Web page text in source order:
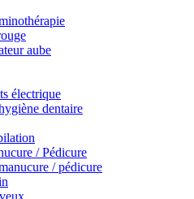
aube
électrique
dentaire
/ Pédicure
/ pédicure